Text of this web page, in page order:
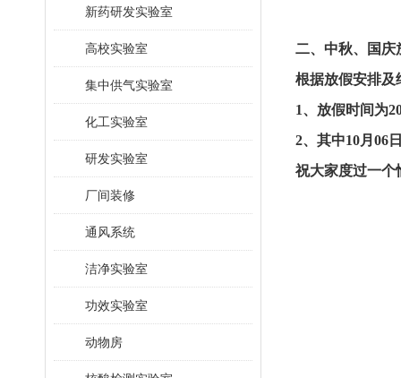
新药研发实验室
高校实验室
集中供气实验室
化工实验室
研发实验室
厂间装修
通风系统
洁净实验室
功效实验室
动物房
二、中秋、国庆
根据放假安排及
1、放假时间为
2、其中10月06
祝大家度过一个